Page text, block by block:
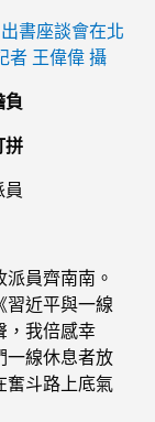
書座談會在北
者 王偉偉 攝
拼
員齊南南。
習近平與一線
，我倍感幸
一線休息者放
奮斗路上底氣